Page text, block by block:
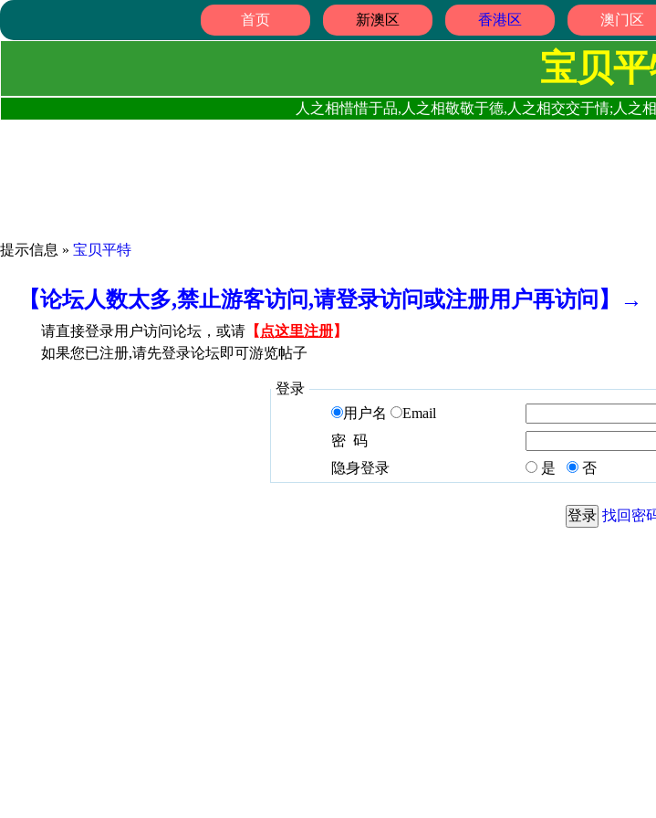
首页 新澳区 香港区 澳门区
宝贝
人之相惜惜于品,人之相敬敬于德,人之相交交于情;人之
提示信息 » 宝贝平特
【论坛人数太多,禁止游客访问,请登录访问或注册用户再访问】→
请直接登录用户访问论坛，或请 【 点这里注册】
如果您已注册,请先登录论坛即可游览帖子
登录
用户名
Email
密 码
隐身登录
是 否
找回密